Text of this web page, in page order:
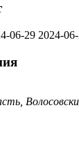
06-29 2024-